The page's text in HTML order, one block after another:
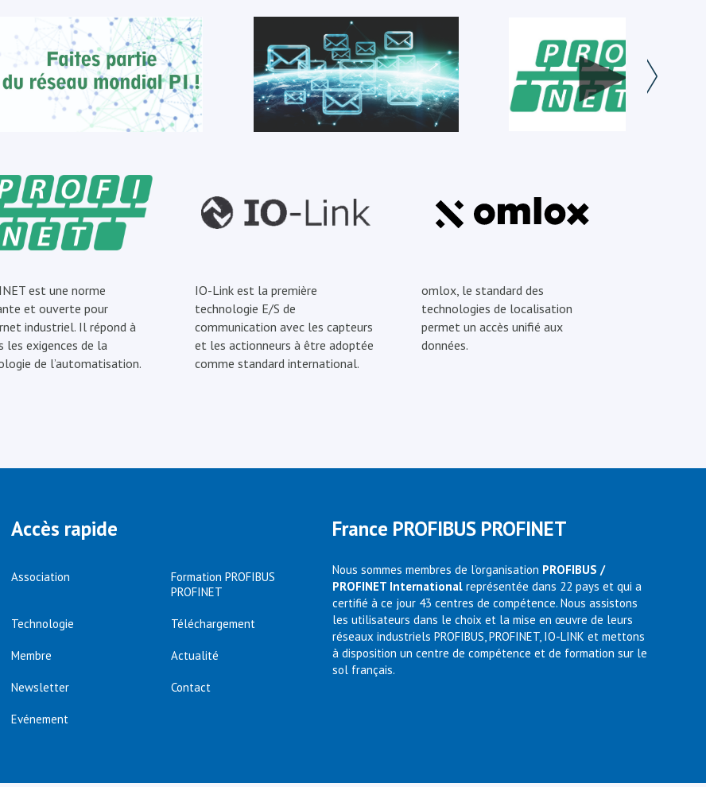
est une norme
et ouverte pour
industriel. Il répond à
les exigences de la
de l’automatisation.
IO-Link est la première
technologie E/S de
communication avec les capteurs
et les actionneurs à être adoptée
comme standard international.
omlox, le standard des
technologies de localisation
permet un accès unifié aux
données.
Accès rapide
Association
Formation PROFIBUS
PROFINET
Technologie Téléchargement
Membre Actualité
Newsletter Contact
Evénement
France PROFIBUS PROFINET
Nous sommes membres de l’organisation PROFIBUS /
PROFINET Internationalreprésentée dans 22 pays et qui a
certifié à ce jour 43 centres de compétence. Nous assistons
les utilisateurs dans le choix et la mise en œuvre de leurs
réseaux industriels PROFIBUS, PROFINET, IO-LINK et mettons
à disposition un centre de compétence et de formation sur le
sol français.